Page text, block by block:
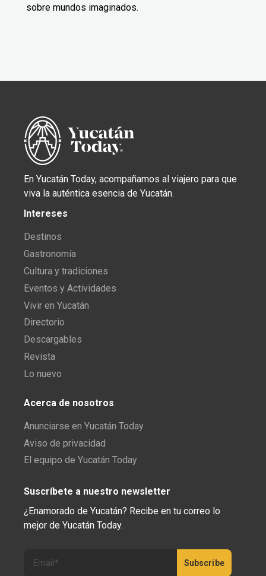
sobre mundos imaginados.
En Yucatán Today, acompañamos al viajero para que
viva la auténtica esencia de Yucatán.
Intereses
Destinos
Gastronomía
Cultura y tradiciones
Eventos y Actividades
Vivir en Yucatán
Directorio
Descargables
Revista
Lo nuevo
Acerca de nosotros
Anunciarse en Yucatán Today
Aviso de privacidad
El equipo de Yucatán Today
Suscríbete a nuestro newsletter
¿Enamorado de Yucatán? Recibe en tu correo lo
mejor de Yucatán Today.